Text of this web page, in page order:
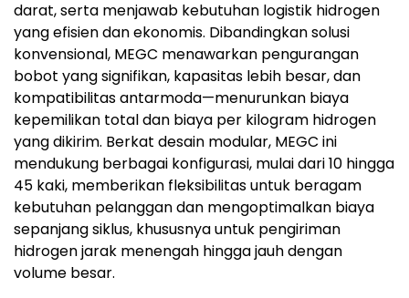
darat, serta menjawab kebutuhan logistik hidrogen
yang efisien dan ekonomis. Dibandingkan solusi
konvensional, MEGC menawarkan pengurangan
bobot yang signifikan, kapasitas lebih besar, dan
kompatibilitas antarmoda—menurunkan biaya
kepemilikan total dan biaya per kilogram hidrogen
yang dikirim. Berkat desain modular, MEGC ini
mendukung berbagai konfigurasi, mulai dari 10 hingga
45 kaki, memberikan fleksibilitas untuk beragam
kebutuhan pelanggan dan mengoptimalkan biaya
sepanjang siklus, khususnya untuk pengiriman
hidrogen jarak menengah hingga jauh dengan
volume besar.